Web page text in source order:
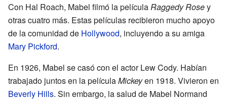
Con Hal Roach, Mabel filmó la películaRaggedy Rosey
otras cuatro más. Estas películas recibieron mucho apoyo
de la comunidad de Hollywood, incluyendo a su amiga
Mary Pickford.
En 1926, Mabel se casó con el actor Lew Cody. Habían
trabajado juntos en la películaMickeyen 1918. Vivieron en
Beverly Hills. Sin embargo, la salud de Mabel Normand